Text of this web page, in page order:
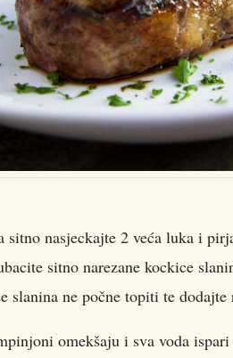
sitno nasjeckajte 2 veća luka i
sitno narezane kockice
slanina ne počne topiti te dodajte
omekšaju i sva voda